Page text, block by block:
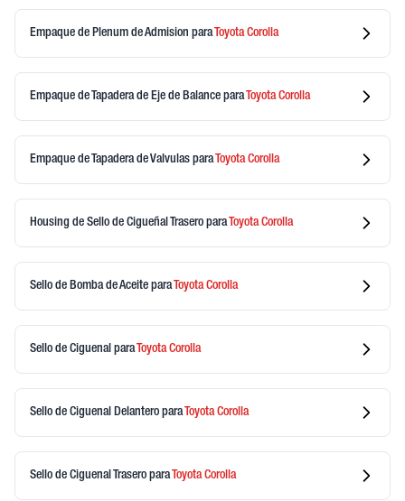
Empaque de Plenum de Admision paraToyotaCorolla
Empaque de Tapadera de Eje de Balance paraToyotaCorolla
Empaque de Tapadera de Valvulas paraToyotaCorolla
Housing de Sello de Cigueñal Trasero paraToyotaCorolla
Sello de Bomba de Aceite paraToyotaCorolla
Sello de Ciguenal paraToyotaCorolla
Sello de Ciguenal Delantero paraToyotaCorolla
Sello de Ciguenal Trasero paraToyotaCorolla